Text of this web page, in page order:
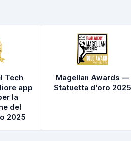
Tech
app
la
del
2025
Magellan Awards —
Statuetta d'oro 2025